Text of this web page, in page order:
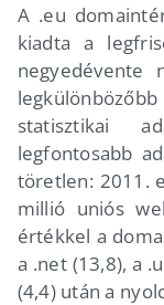
A .eu
kiadta a
negyedévente
statisztikai
legfontosabb
töretlen: 2011.
millió uniós
értékkel a
a .net (13,8), a
(4,4) után a